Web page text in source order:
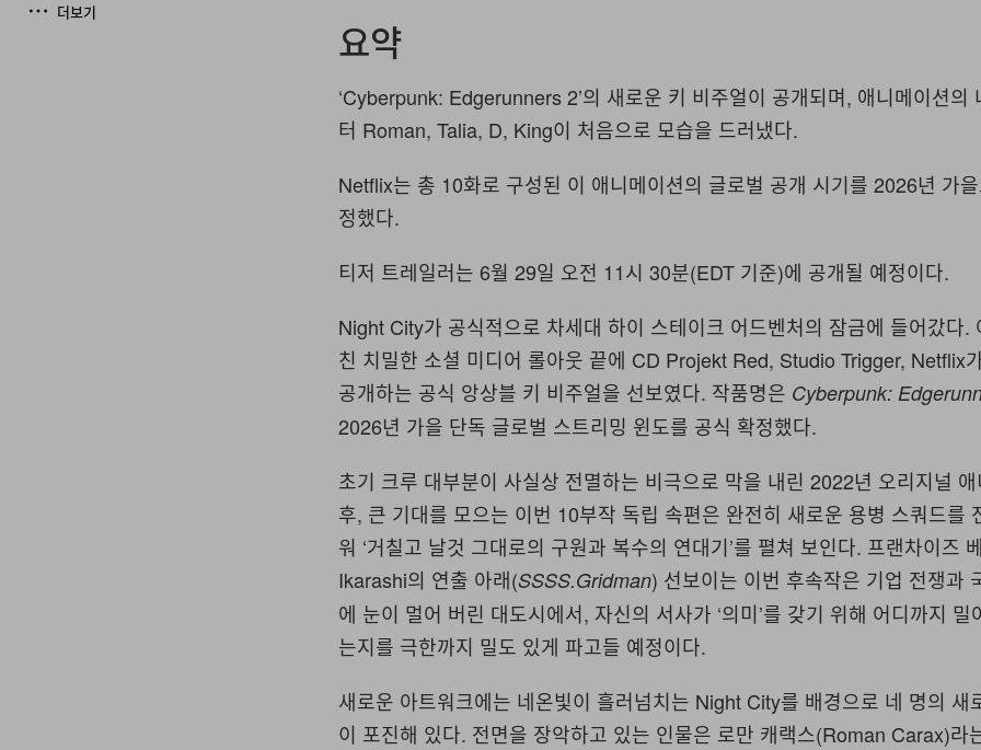
더보기
요약
‘Cyberpunk: Edgerunners 2’의 새로운 키 비주얼이 공개되며, 애니메이션의
터 Roman, Talia, D, King이 처음으로 모습을 드러냈다.
Netflix는 총 10화로 구성된 이 애니메이션의 글로벌 공개 시기를 2026년 가
정했다.
티저 트레일러는 6월 29일 오전 11시 30분(EDT 기준)에 공개될 예정이다.
Night City가 공식적으로 차세대 하이 스테이크 어드벤처의 잠금에 들어갔다.
친 치밀한 소셜 미디어 롤아웃 끝에 CD Projekt Red, Studio Trigger, Netflix
공개하는 공식 앙상블 키 비주얼을 선보였다. 작품명은 Cyberpunk:
2026년 가을 단독 글로벌 스트리밍 윈도를 공식 확정했다.
초기 크루 대부분이 사실상 전멸하는 비극으로 막을 내린 2022년 오리지널
후, 큰 기대를 모으는 이번 10부작 독립 속편은 완전히 새로운 용병 스쿼드를
워 ‘거칠고 날것 그대로의 구원과 복수의 연대기’를 펼쳐 보인다. 프랜차이즈
Ikarashi의 연출 아래(SSSS.Gridman) 선보이는 이번 후속작은 기업 전쟁과
에 눈이 멀어 버린 대도시에서, 자신의 서사가 ‘의미’를 갖기 위해 어디까지 밀
는지를 극한까지 밀도 있게 파고들 예정이다.
새로운 아트워크에는 네온빛이 흘러넘치는 Night City를 배경으로 네 명의 새
이 포진해 있다. 전면을 장악하고 있는 인물은 로만 캐랙스(Roman Carax)라